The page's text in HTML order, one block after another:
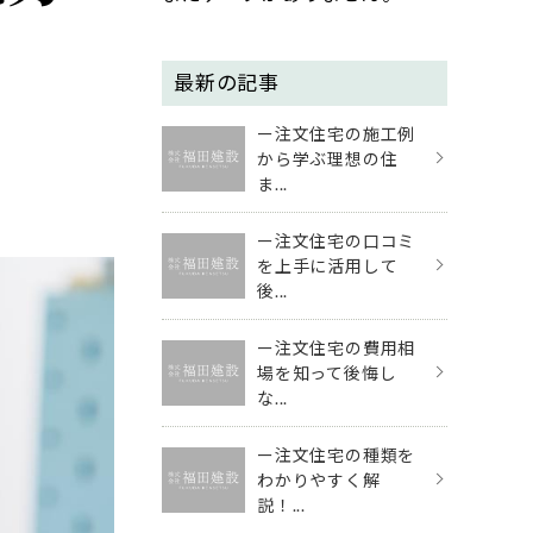
最新の記事
ー注文住宅の施工例
から学ぶ理想の住
ま...
ー注文住宅の口コミ
を上手に活用して
後...
ー注文住宅の費用相
場を知って後悔し
な...
ー注文住宅の種類を
わかりやすく解
説！...